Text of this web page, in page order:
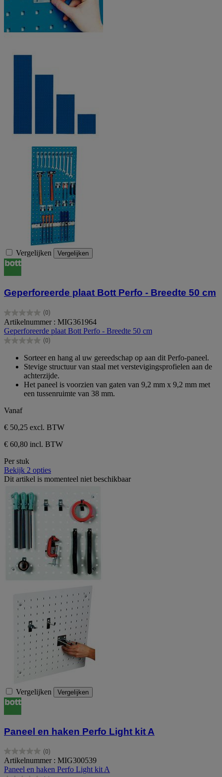
Vergelijken Vergelijken
Geperforeerde plaat Bott Perfo - Breedte 50 cm
(0)
0.0
van
de
5
Artikelnummer : MIG361964
Geperforeerde plaat Bott Perfo - Breedte 50 cm
(0)
0.0
sterren.
Sorteer en hang al uw gereedschap op aan dit Perfo-paneel.
Stevige structuur van staal met verstevigingsprofielen aan de
achterzijde.
Het paneel is voorzien van gaten van 9,2 mm x 9,2 mm met
een tussenruimte van 38 mm.
Vanaf
€ 50,25 excl. BTW
€ 60,80 incl. BTW
Per stuk
Bekijk 2 opties
Dit artikel is momenteel niet beschikbaar
Vergelijken Vergelijken
Paneel en haken Perfo Light kit A
(0)
0.0
van
de
Artikelnummer : MIG300539
Paneel en haken Perfo Light kit A